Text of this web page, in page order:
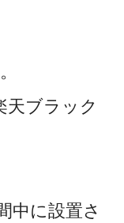
天ブラック
中に設置さ